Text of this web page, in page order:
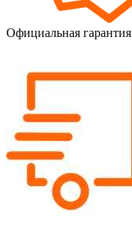
Официальная гарантия